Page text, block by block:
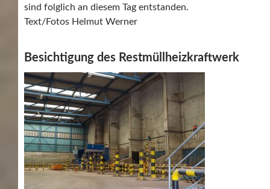
sind folglich an diesem Tag entstanden.
Text/Fotos Helmut Werner
Besichtigung des Restmüllheizkraftwerk